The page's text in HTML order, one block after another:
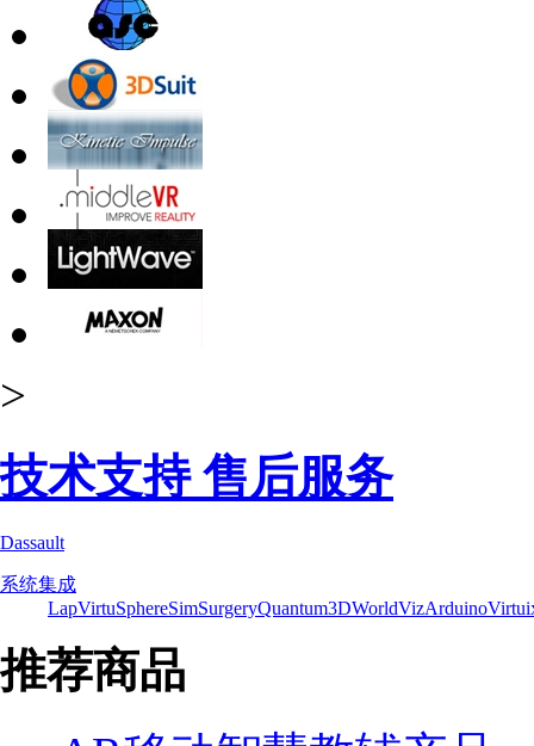
>
技术支持 售后服务
Dassault
系统集成
LapVirtuSphereSimSurgeryQuantum3DWorldVizArduino
推荐商品